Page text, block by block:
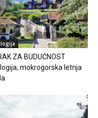
ZA BUDUĆNOST
mokrogorska letnja